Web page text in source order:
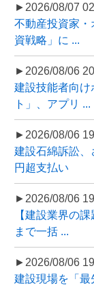
►2026/08/07
不動産投資家
資戦略」に ...
►2026/08/06
建設技能者向
ト」、アプリ ...
►2026/08/06
建設石綿訴訟
円超支払い
►2026/08/06
【建設業界の
まで一括 ...
►2026/08/06
建設現場を「